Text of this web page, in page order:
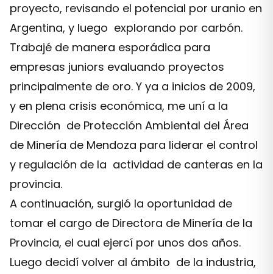
proyecto, revisando el potencial por uranio en
Argentina, y luego explorando por carbón.
Trabajé de manera esporádica para
empresas juniors evaluando proyectos
principalmente de oro. Y ya a inicios de 2009,
y en plena crisis económica, me uní a la
Dirección de Protección Ambiental del Área
de Minería de Mendoza para liderar el control
y regulación de la actividad de canteras en la
provincia.
A continuación, surgió la oportunidad de
tomar el cargo de Directora de Minería de la
Provincia, el cual ejercí por unos dos años.
Luego decidí volver al ámbito de la industria,